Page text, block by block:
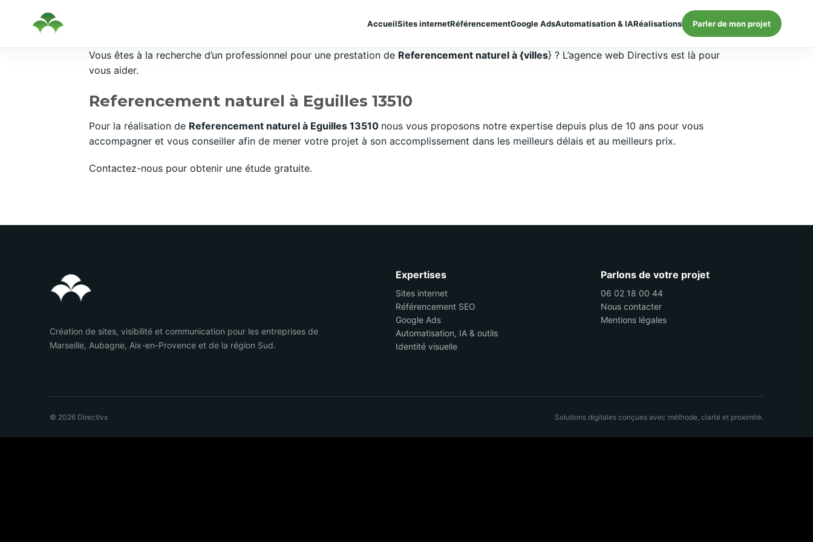
AccueilSites internetRéférencementGoogle AdsAutomatisation & IARéalisations Parler de mon projet
Vous êtes à la recherche d’un professionnel pour une prestation de Referencement naturel à {villes} ? L’agence web Directivs est là pour
vous aider.
Referencement naturel à Eguilles 13510
Pour la réalisation de Referencement naturel à Eguilles 13510 nous vous proposons notre expertise depuis plus de 10 ans pour vous
accompagner et vous conseiller afin de mener votre projet à son accomplissement dans les meilleurs délais et au meilleurs prix.
Contactez-nous pour obtenir une étude gratuite.
Création de sites, visibilité et communication pour les entreprises de
Marseille, Aubagne, Aix-en-Provence et de la région Sud.
Expertises
Sites internet
Référencement SEO
Google Ads
Automatisation, IA & outils
Identité visuelle
Parlons de votre projet
06 02 18 00 44
Nous contacter
Mentions légales
© 2026 Directivs Solutions digitales conçues avec méthode, clarté et proximité.